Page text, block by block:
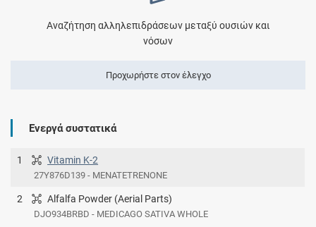
Αναζήτηση αλληλεπιδράσεων μεταξύ ουσιών και
νόσων
Προχωρήστε στον έλεγχο
Ενεργά συστατικά
1 Vitamin K-2
27Y876D139 - MENATETRENONE
2 Alfalfa Powder (Aerial Parts)
DJO934BRBD - MEDICAGO SATIVA WHOLE